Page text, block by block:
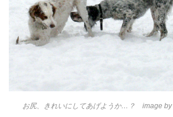
お尻、きれいにしてあげようか…？ image by